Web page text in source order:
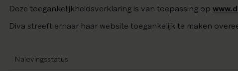
Deze toegankelijkheidsverklaring is van toepassing op
Diva streeft ernaar haar website toegankelijk te maken
Nalevingsstatus